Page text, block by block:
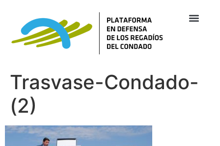
Trasvase-Condado-
(2)